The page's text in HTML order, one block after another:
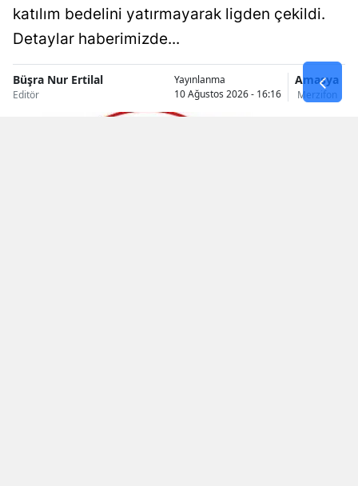
katılım bedelini yatırmayarak ligden çekildi.
Detaylar haberimizde...
Büşra Nur Ertilal
Editör
Yayınlanma
10 Ağustos 2026 - 16:16
Amasya
Merzifon